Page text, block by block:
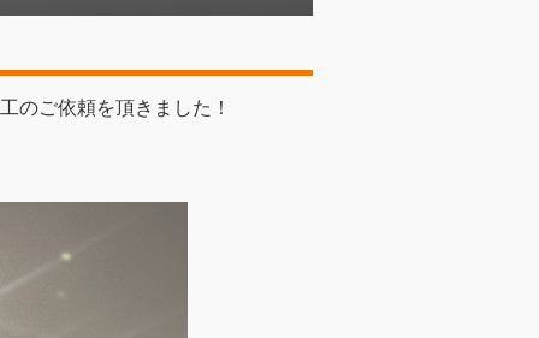
のご依頼を頂きました！